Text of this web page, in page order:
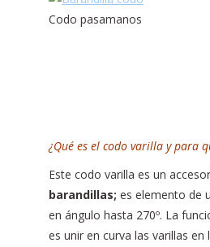
Codo pasamanos
¿Qué es el codo varilla y para
Este codo varilla es un
barandillas; es elemento de
en ángulo hasta 270º. La
es unir en curva las varillas en